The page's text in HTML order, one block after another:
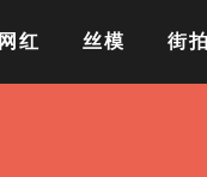
网红 丝模 街